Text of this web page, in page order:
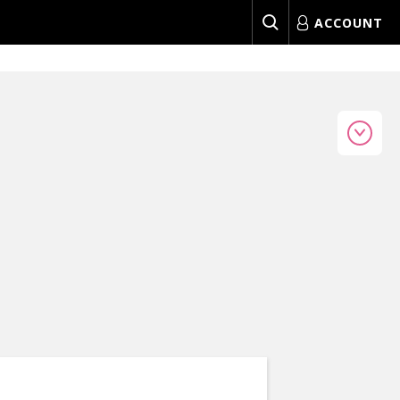
ACCOUNT